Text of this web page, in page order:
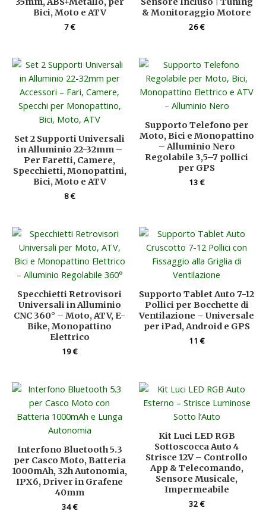
Bici, Moto e ATV
7€
& Monitoraggio Motore
26€
Set 2 Supporti Universali
in Alluminio 22-32mm –
Per Faretti, Camere,
Specchietti, Monopattini,
Bici, Moto e ATV
8€
Supporto Telefono per
Moto, Bici e Monopattino
– Alluminio Nero
Regolabile 3,5–7 pollici
per GPS
13€
Specchietti Retrovisori
Universali in Alluminio
CNC 360° – Moto, ATV, E-
Bike, Monopattino
Elettrico
19€
Supporto Tablet Auto 7-12
Pollici per Bocchette di
Ventilazione – Universale
per iPad, Android e GPS
11€
Interfono Bluetooth 5.3
per Casco Moto, Batteria
1000mAh, 32h Autonomia,
IPX6, Driver in Grafene
40mm
34€
Kit Luci LED RGB
Sottoscocca Auto 4
Strisce 12V – Controllo
App & Telecomando,
Sensore Musicale,
Impermeabile
32€